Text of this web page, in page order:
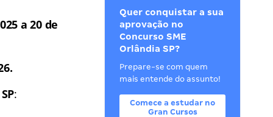
a 20 de
:
Quer conquistar a sua
aprovação no
Concurso SME
Orlândia SP?
Prepare-se com quem
mais entende do assunto!
Comece a estudar no
Gran Cursos